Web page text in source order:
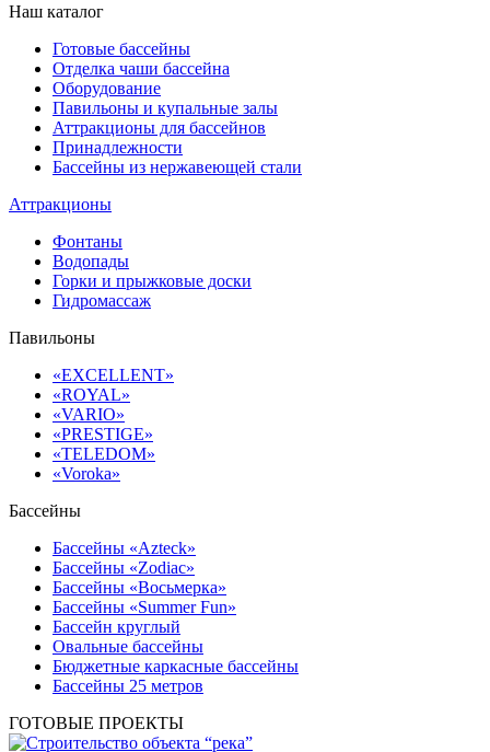
Наш каталог
Готовые бассейны
Отделка чаши бассейна
Оборудование
Павильоны и купальные залы
Аттракционы для бассейнов
Принадлежности
Бассейны из нержавеющей стали
Аттракционы
Фонтаны
Водопады
Горки и прыжковые доски
Гидромассаж
Павильоны
«EXCELLENT»
«ROYAL»
«VARIO»
«PRESTIGE»
«TELEDOM»
«Voroka»
Бассейны
Бассейны «Azteck»
Бассейны «Zodiac»
Бассейны «Восьмерка»
Бассейны «Summer Fun»
Бассейн круглый
Овальные бассейны
Бюджетные каркасные бассейны
Бассейны 25 метров
ГОТОВЫЕ ПРОЕКТЫ